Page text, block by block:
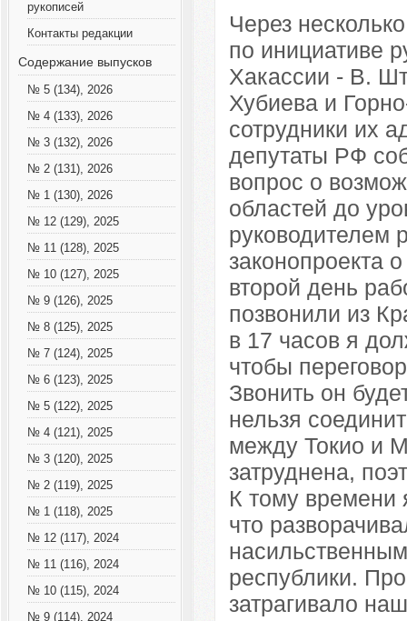
рукописей
Контакты редакции
Содержание выпусков
№ 5 (134), 2026
№ 4 (133), 2026
№ 3 (132), 2026
№ 2 (131), 2026
№ 1 (130), 2026
№ 12 (129), 2025
№ 11 (128), 2025
№ 10 (127), 2025
№ 9 (126), 2025
№ 8 (125), 2025
№ 7 (124), 2025
№ 6 (123), 2025
№ 5 (122), 2025
№ 4 (121), 2025
№ 3 (120), 2025
№ 2 (119), 2025
№ 1 (118), 2025
№ 12 (117), 2024
№ 11 (116), 2024
№ 10 (115), 2024
№ 9 (114), 2024
Через
по инициативе
Хакассии - В.
Хубиева и
сотрудники их
депутаты РФ
вопрос о
областей до
руководителем
законопроекта
второй день
позвонили из
в 17 часов я
чтобы
Звонить он
нельзя
между Токио и
затруднена,
К тому времени
что
республики.
затрагивало